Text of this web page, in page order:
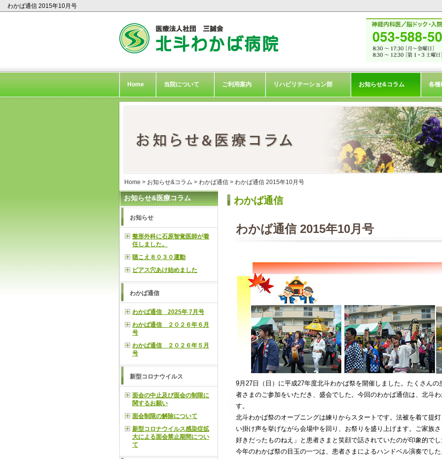
わかば通信 2015年10月号
Home 当院について ご利用案内 リハビリテーション部 お知らせ&コラム 各種
Home > お知らせ&コラム > わかば通信 > わかば通信 2015年10月号
わかば通信
わかば通信 2015年10月号
9月27日（日）に平成27年度北斗わかば祭を開催しました。たくさん
者さまのご参加をいただき、盛会でした。今回のわかば通信は、北斗
す。
北斗わかば祭のオープニングは練りからスタートです。法被を着て提
い掛け声を挙げながら会場中を回り、お祭りを盛り上げます。ご家族
好きだったものねえ」と患者さまと笑顔で話されていたのが印象的で
今年のわかば祭の目玉の一つは、患者さまによるハンドベル演奏でし
お知らせ&医療コラム
お知らせ
整形外科に石原智覚医師が着
任しました。
聴こえ８０３０運動
ピアス穴あけ始めました
わかば通信
わかば通信 2025年 7月号
わかば通信 ２０２６年６月
号
わかば通信 ２０２６年５月
号
新型コロナウイルス
面会の中止及び面会の制限に
関するお願い
面会制限の解除について
新型コロナウイルス感染症拡
大による面会禁止期間につい
て